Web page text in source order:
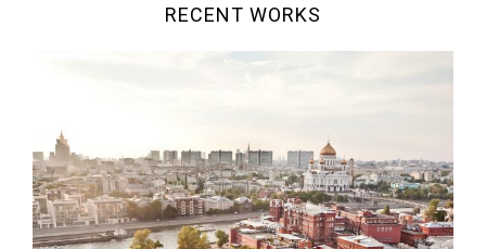
RECENT WORKS